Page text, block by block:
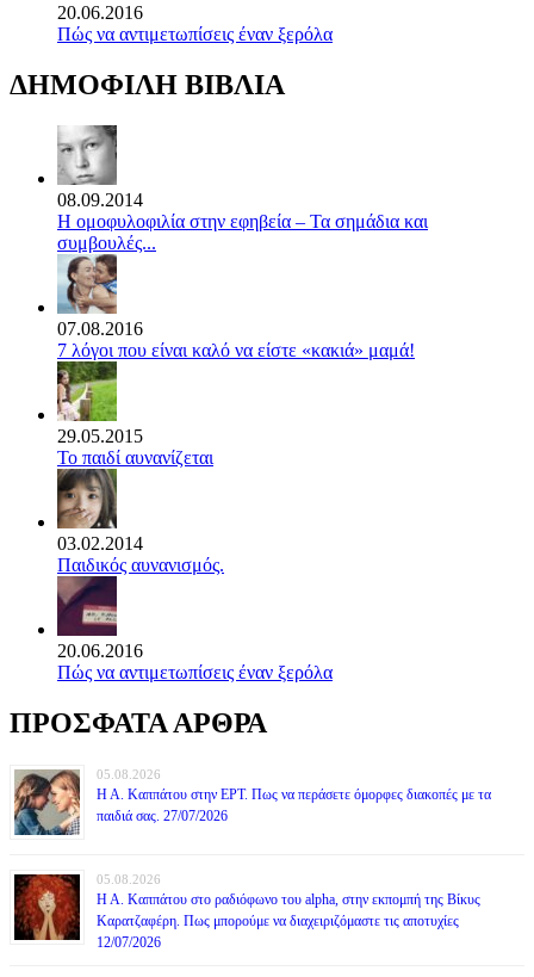
20.06.2016
Πώς να αντιμετωπίσεις έναν ξερόλα
ΔΗΜΟΦΙΛΗ ΒΙΒΛΙΑ
08.09.2014
Η ομοφυλοφιλία στην εφηβεία – Τα σημάδια και
συμβουλές...
07.08.2016
7 λόγοι που είναι καλό να είστε «κακιά» μαμά!
29.05.2015
Το παιδί αυνανίζεται
03.02.2014
Παιδικός αυνανισμός.
20.06.2016
Πώς να αντιμετωπίσεις έναν ξερόλα
ΠΡΟΣΦΑΤΑ ΑΡΘΡΑ
05.08.2026
Η Α. Καππάτου στην ΕΡΤ. Πως να περάσετε όμορφες διακοπές με τα
παιδιά σας. 27/07/2026
05.08.2026
Η Α. Καππάτου στο ραδιόφωνο του alpha, στην εκπομπή της Βίκυς
Καρατζαφέρη. Πως μπορούμε να διαχειριζόμαστε τις αποτυχίες
12/07/2026